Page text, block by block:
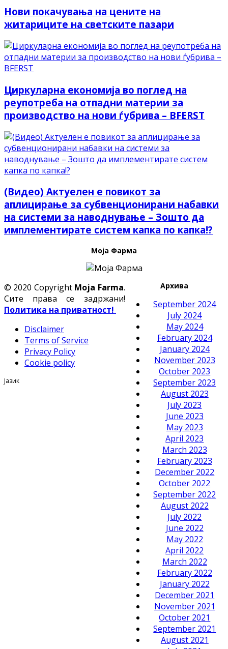
Нови покачувања на цените на
житариците на светските пазари
Циркуларна економија во поглед на
реупотреба на отпадни материи за
производство на нови ѓубрива – BFERST
(Видео) Актуелен е повикот за
аплицирање за субвенционирани набавки
на системи за наводнување – Зошто да
имплементирате систем капка по капка!?
Моја Фарма
Архива
September 2024
July 2024
May 2024
February 2024
January 2024
November 2023
October 2023
September 2023
August 2023
July 2023
June 2023
May 2023
April 2023
March 2023
February 2023
December 2022
October 2022
September 2022
August 2022
July 2022
June 2022
May 2022
April 2022
March 2022
February 2022
January 2022
December 2021
November 2021
October 2021
September 2021
August 2021
© 2020 Copyright Moja Farma.
Сите права се задржани!
Политика на приватност!
Disclaimer
Terms of Service
Privacy Policy
Cookie policy
Јазик